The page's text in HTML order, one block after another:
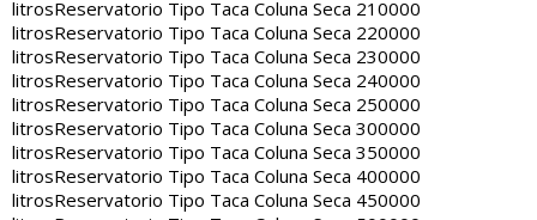
litrosReservatorio Tipo Taca Coluna Seca 210000
litrosReservatorio Tipo Taca Coluna Seca 220000
litrosReservatorio Tipo Taca Coluna Seca 230000
litrosReservatorio Tipo Taca Coluna Seca 240000
litrosReservatorio Tipo Taca Coluna Seca 250000
litrosReservatorio Tipo Taca Coluna Seca 300000
litrosReservatorio Tipo Taca Coluna Seca 350000
litrosReservatorio Tipo Taca Coluna Seca 400000
litrosReservatorio Tipo Taca Coluna Seca 450000